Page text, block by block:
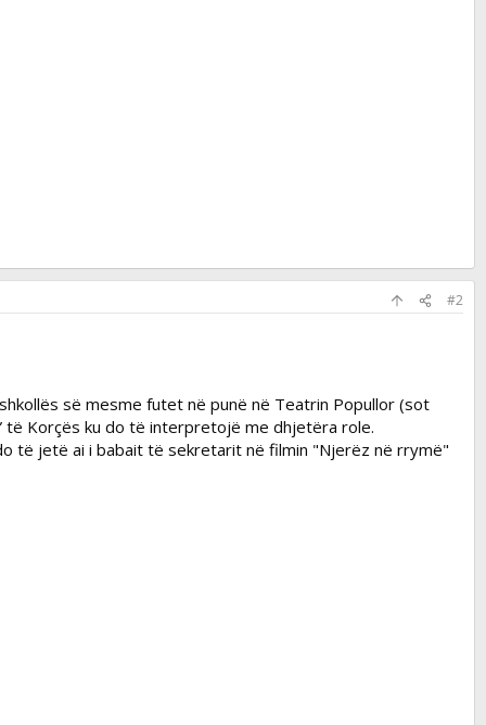
#2
së mesme futet në punë në Teatrin Popullor (sot
të Korçës ku do të interpretojë me dhjetëra role.
të jetë ai i babait të sekretarit në filmin "Njerëz në rrymë"